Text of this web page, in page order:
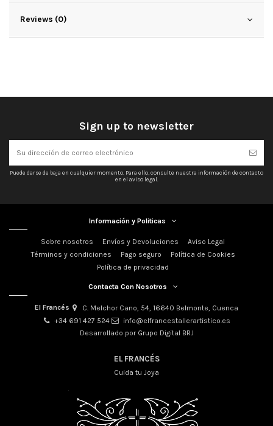
Reviews (0)
Sign up to newsletter
Puede darse de baja en cualquier momento. Para ello, consulte nuestra información de contacto
en el aviso legal.
Información y Politicas
Sobre nosotros Envíos y Devoluciones
Aviso Legal
Términos y condiciones
Pago seguro
Política de Cookies
Política de privacidad
Contacta Con Nosotros
El Francés
C. Melchor Cano, 54, 16640 Belmonte, Cuenca
+34 691 427 524
info@elfrancestallerartistico.es
Desarrollado por Grupo Digital BRJ
EL FRANCÉS
Cuida tu Joya